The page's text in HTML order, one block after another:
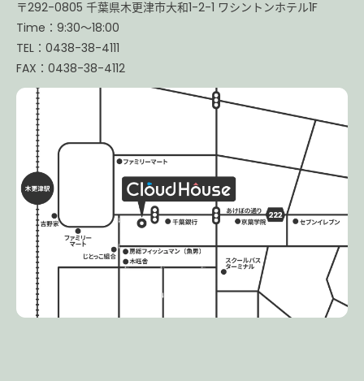
〒292-0805 千葉県木更津市大和1-2-1 ワシントンホテル1F
Time：9:30〜18:00
TEL：0438-38-4111
FAX：0438-38-4112